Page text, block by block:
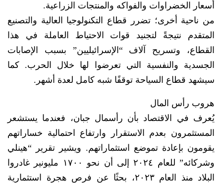
أسعار الخضراوات والفواكه والمنتجات الزراعية.
من ناحية أخرى؛ تضرر قطاع التكنولوجيا العالية والتصنيع
المتقدم نتيجةً لتجنيد قوات الاحتياط العاملة في هذا
القطاع، وتسريح آلاف “الإسرائيليين” بسبب الإصابات
الجسدية والنفسية التي تعرضوا لها خلال الحرب. كما
سيشهد قطاع السياحة توقفًا شبه كامل لعدة أشهر.
هروب رأس المال
يُعرف في الاقتصاد بأن رأسمال جبان، فعندما يستشعر
المستثمرون بعدم الاستقرار وارتفاع احتمالية خساراتهم
يقومون بإعادة تموضع استثماراتهم. ويشير تقرير “هينلي
وشركائه” للعام ٢٠٢٤ إلى أن نحو ١٧٠٠ مليونير غادروا
البلاد منذ العام ٢٠٢٣، بحثًا عن فرص هجرة استثمارية